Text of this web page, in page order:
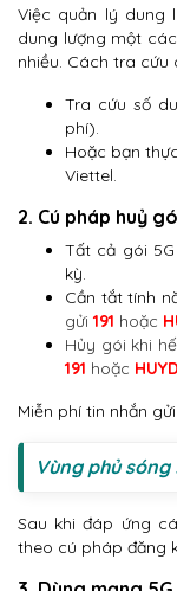
Việc quản lý dung
dung lượng một
nhiều. Cách tra cứu
Tra cứu số
phí).
Hoặc bạn
Viettel.
2. Cú pháp huỷ
Tất cả gói
kỳ.
Cần tắt tính
gửi 191 hoặc
Hủy gói khi
191 hoặc
Miễn phí tin nhắn
Vùng phủ
Sau khi đáp ứng
theo cú pháp đăng